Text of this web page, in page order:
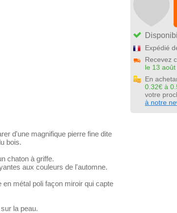
Expédié
Recevez
le 13 août
En
0.32€ à
votre
à notre
d'une magnifique pierre fine dite
bois.
chaton à griffe.
aux couleurs de l'automne.
métal poli façon miroir qui capte
la peau.